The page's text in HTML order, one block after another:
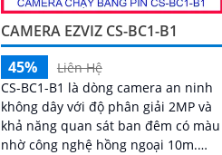
CAMERA EZVIZ CS-BC1-B1
45%
Liên Hệ
CS-BC1-B1 là dòng camera an ninh
không dây với độ phân giải 2MP và
khả năng quan sát ban đêm có màu
nhờ công nghệ hồng ngoại 10m.